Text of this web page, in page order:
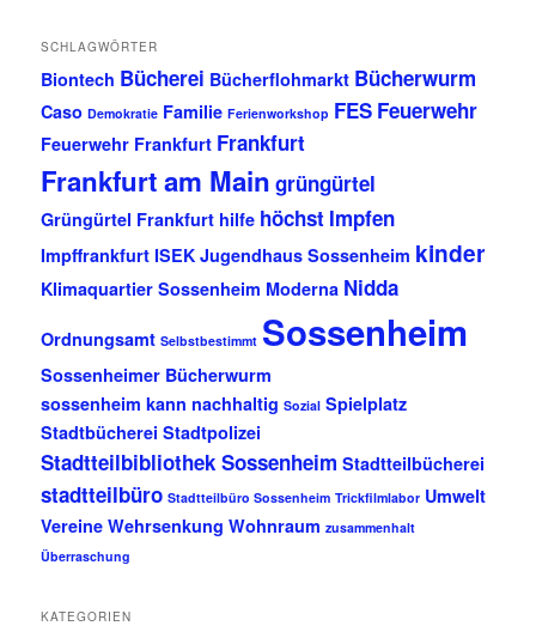
SCHLAGWÖRTER
Biontech Bücherei Bücherflohmarkt Bücherwurm
Caso Demokratie Familie Ferienworkshop FES Feuerwehr
Feuerwehr Frankfurt Frankfurt
Frankfurt am Main grüngürtel
Grüngürtel Frankfurt hilfe höchst Impfen
Impffrankfurt ISEK Jugendhaus Sossenheim kinder
Klimaquartier Sossenheim Moderna Nidda
Ordnungsamt Selbstbestimmt Sossenheim
Sossenheimer Bücherwurm
sossenheim kann nachhaltig Sozial Spielplatz
Stadtbücherei Stadtpolizei
Stadtteilbibliothek Sossenheim Stadtteilbücherei
stadtteilbüro Stadtteilbüro Sossenheim Trickfilmlabor Umwelt
Vereine Wehrsenkung Wohnraum zusammenhalt
Überraschung
KATEGORIEN